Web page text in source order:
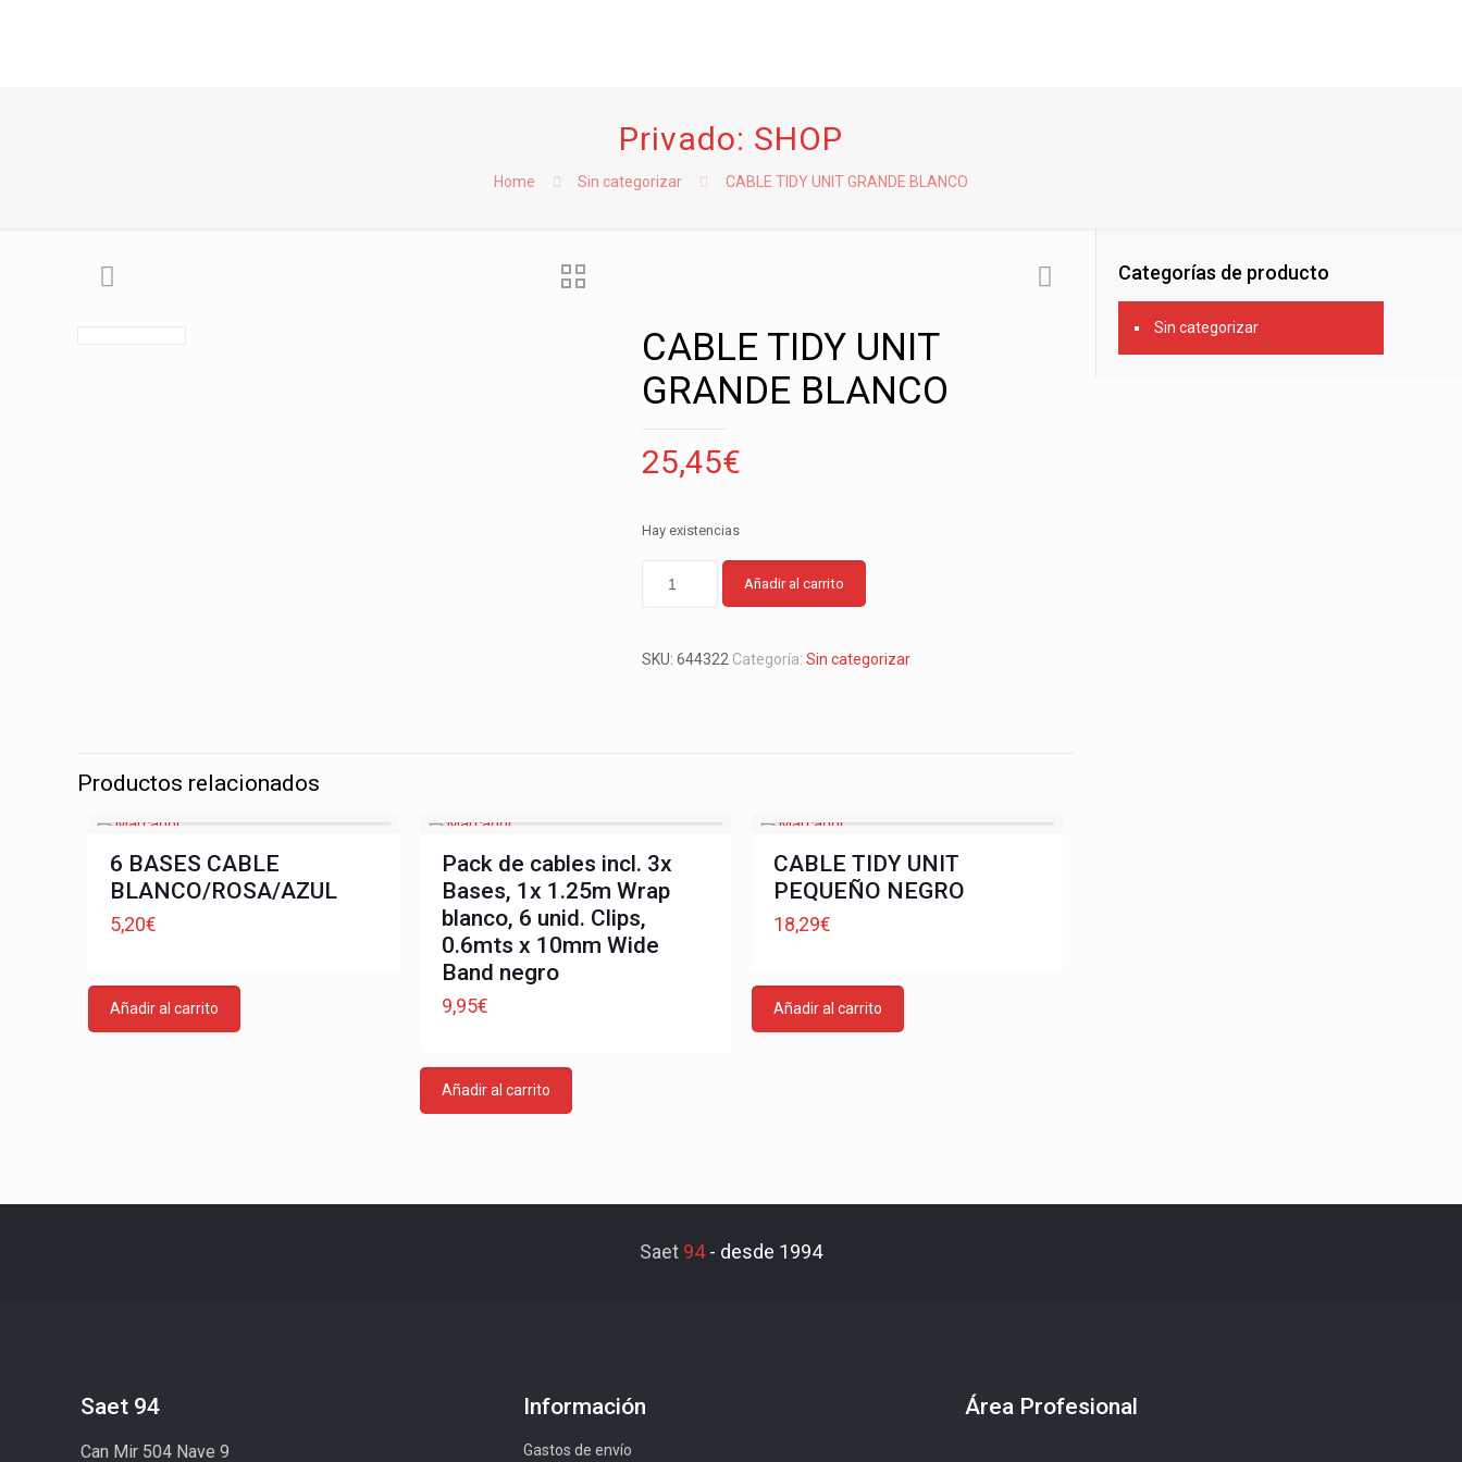
Privado: SHOP
Home Sin categorizar CABLE TIDY UNIT GRANDE BLANCO
CABLE TIDY UNIT
GRANDE BLANCO
25,45€
Hay existencias
Añadir al carrito
SKU:644322 Categoría:Sin categorizar
Productos relacionados
6 BASES CABLE
BLANCO/ROSA/AZUL
5,20€
Añadir al carrito
Pack de cables incl. 3x
Bases, 1x 1.25m Wrap
blanco, 6 unid. Clips,
0.6mts x 10mm Wide
Band negro
9,95€
Añadir al carrito
CABLE TIDY UNIT
PEQUEÑO NEGRO
18,29€
Añadir al carrito
Categorías de producto
Sin categorizar
Saet 94- desde 1994
Saet 94
Can Mir 504 Nave 9
Información
Gastos de envío
Área Profesional